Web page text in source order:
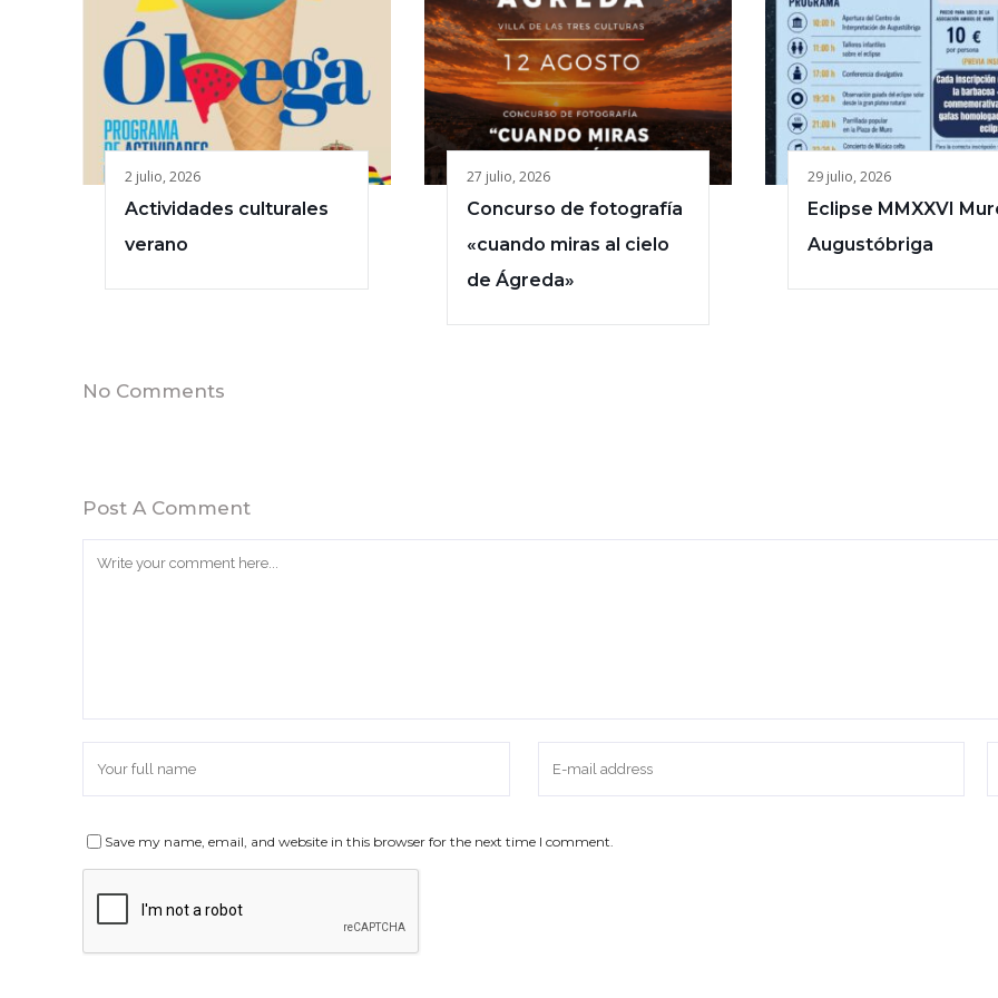
2 julio, 2026
Actividades culturales
verano
27 julio, 2026
Concurso de fotografía
«cuando miras al cielo
de Ágreda»
29 julio, 2026
Eclipse MMXXVI
Augustóbriga
No Comments
Post A Comment
Save my name, email, and website in this browser for the next time I comment.